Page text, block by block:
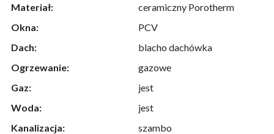
Materiał:
ceramiczny Porotherm
Okna:
PCV
Dach:
blacho dachówka
Ogrzewanie:
gazowe
Gaz:
jest
Woda:
jest
Kanalizacja:
szambo